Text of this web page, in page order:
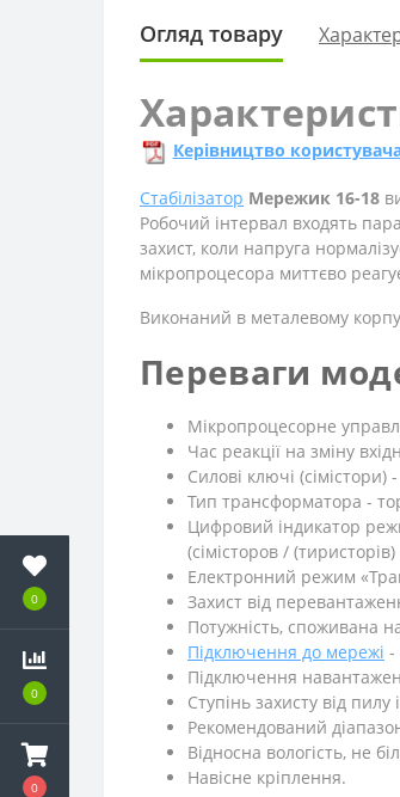
0
0
0
Огляд товару
Керівництво
Стабілізатор Мережик 16-18
Робочий інтервал входять
захист, коли напруга
мікропроцесора миттєво
Виконаний в металевому
Переваги
Мікропроцесорне
Час реакції на зміну
Силові ключі
Тип трансформатора -
Цифровий індикатор
(сімісторов /
Електронний режим
Захист від
Потужність, споживана
Підключення до мережі -
Підключення
Ступінь захисту від пилу
Рекомендований
Відносна вологість, не
Навісне кріплення.